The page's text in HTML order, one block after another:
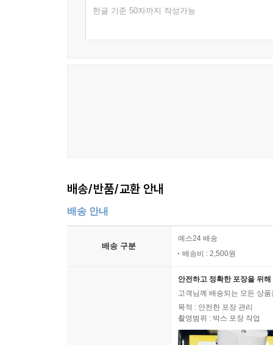
한글 기준 50자까지 작성가능
배송/반품/교환 안내
배송 안내
배송 구분
예스24 배송
배송비 : 2,500원
안전하고 정확한 포장을 위
고객님께 배송되는 모든 상
목적 : 안전한 포장 관리
촬영범위 : 박스 포장 작업